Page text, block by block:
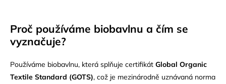
Proč používáme biobavlnu a čím se
vyznačuje?
Používáme biobavlnu, která splňuje certifikát Global Organic
Textile Standard (GOTS), což je mezinárodně uznávaná norma